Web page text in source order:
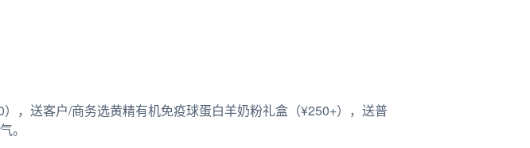
，送客户/商务选黄精有机免疫球蛋白羊奶粉礼盒（¥250+），送普
。